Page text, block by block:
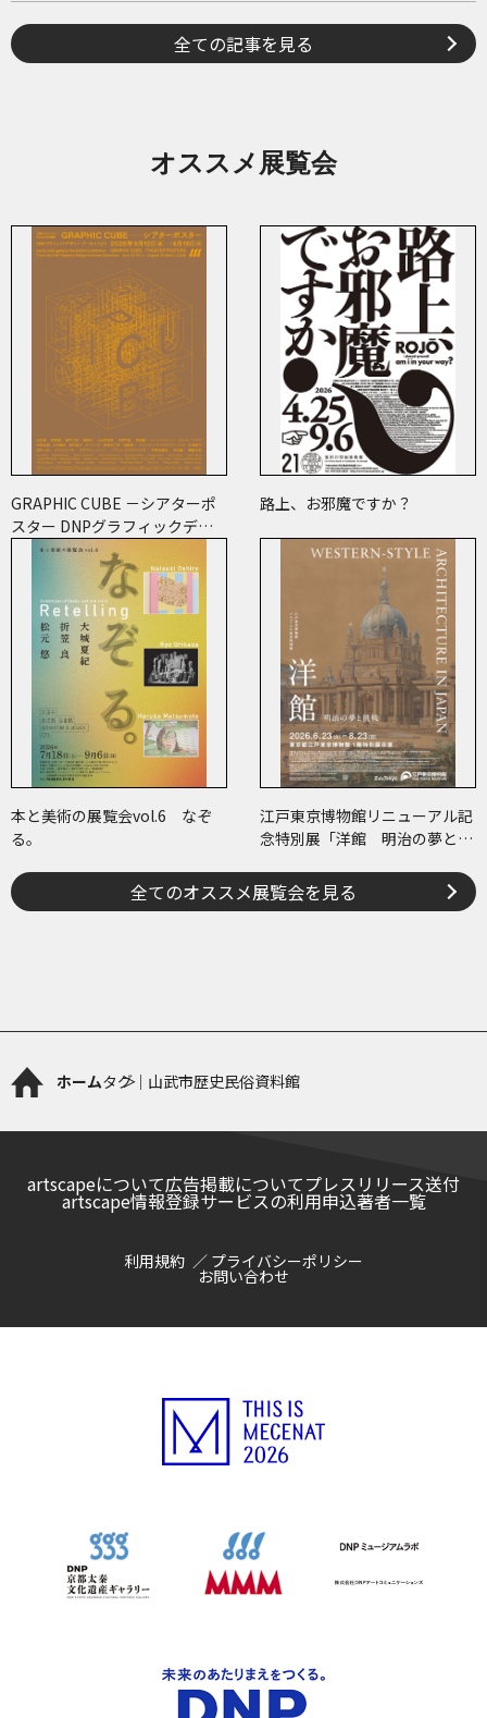
全ての記事を見る
オススメ展覧会
GRAPHIC CUBE －シアターポ
スター DNPグラフィックデザ
イン・アーカイブより
路上、お邪魔ですか？
本と美術の展覧会vol.6 なぞ
る。
江戸東京博物館リニューアル記
念特別展「洋館 明治の夢と挑
全てのオススメ展覧会を見る
ホームタグ｜山武市歴史民俗資料館
artscapeについて広告掲載についてプレスリリース送付
artscape情報登録サービスの利用申込著者一覧
利用規約 プライバシーポリシー
お問い合わせ